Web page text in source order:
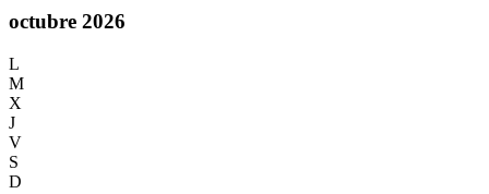
octubre 2026
L
M
X
J
V
S
D